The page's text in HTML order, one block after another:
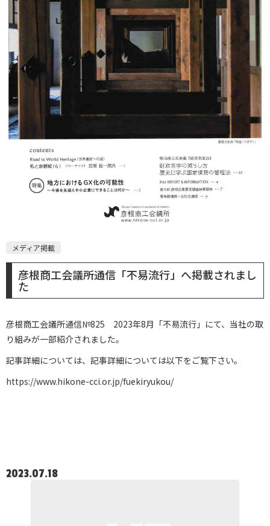
メディア掲載
彦根商工会議所通信「不易流行」へ掲載されまし
た
彦根商工会議所通信№825 2023年8月「不易流行」にて、当社の取
り組みが一部紹介されました。
記事詳細については、記事詳細については以下をご覧下さい。
https://www.hikone-cci.or.jp/fuekiryukou/
2023.07.18